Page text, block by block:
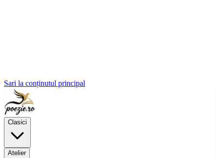
Sari la conținutul principal
Clasici
Atelier